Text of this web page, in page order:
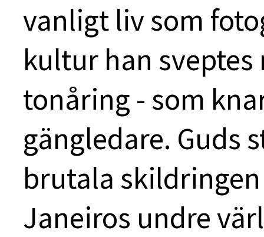
vanligt liv som
kultur han
tonåring - som
gängledare. Guds
brutala
Janeiros undre